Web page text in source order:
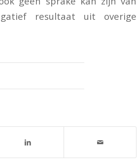
resultaat uit overige